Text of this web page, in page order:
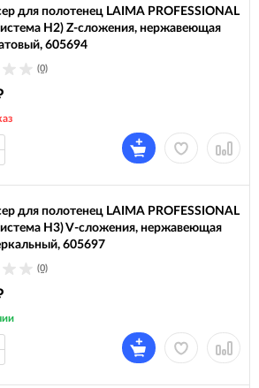
для полотенец LAIMA PROFESSIONAL
H2) Z-сложения, нержавеющая
605694
(0)
для полотенец LAIMA PROFESSIONAL
H3) V-сложения, нержавеющая
605697
(0)